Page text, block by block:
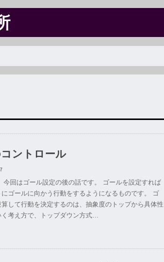
ントロール
今回はゴール設定の後の話です。 ゴールを設定すれば
にゴールに向かう行動をするようになるものです。 ゴ
算して行動を決定するのは、抽象度のトップから具体性
考え方で、トップダウン方式…